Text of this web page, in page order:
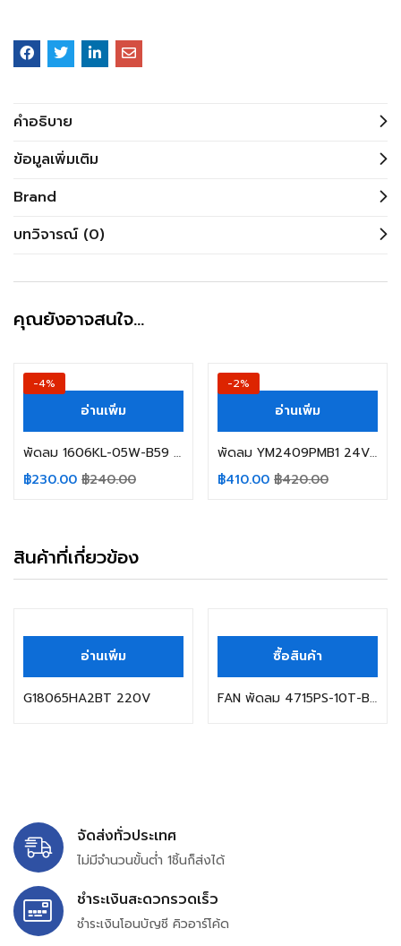
คำอธิบาย
ข้อมูลเพิ่มเติม
Brand
บทวิจารณ์ (0)
คุณยังอาจสนใจ…
-4%
อ่านเพิ่ม
พัดลม 1606KL-05W-B59 24VDC 0.08A NMB
฿230.00 ฿240.00
-2%
อ่านเพิ่ม
พัดลม YM2409PMB1 24VDC 0.33A 3สาย SIZE 92X92X38MM.
฿410.00 ฿420.00
สินค้าที่เกี่ยวข้อง
อ่านเพิ่ม
G18065HA2BT 220V
ซื้อสินค้า
FAN พัดลม 4715PS-10T-B30 100V 14/13W NMB SIZE 120X120X38MM.
จัดส่งทั่วประเทศ
ไม่มีจำนวนขั้นต่ำ 1ชิ้นก็ส่งได้
ชำระเงินสะดวกรวดเร็ว
ชำระเงินโอนบัญชี คิวอาร์โค้ด